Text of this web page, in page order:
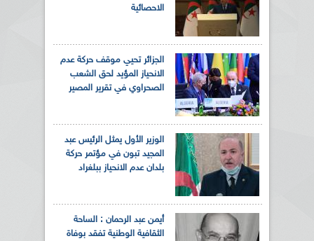
الاحصائية
الجزائر تحيي موقف حركة عدم
الانحياز المؤيد لحق الشعب
الصحراوي في تقرير المصير
الوزير الأول يمثل الرئيس عبد
المجيد تبون في مؤتمر حركة
بلدان عدم الانحياز ببلغراد
أيمن عبد الرحمان : الساحة
الثقافية الوطنية تفقد بوفاة